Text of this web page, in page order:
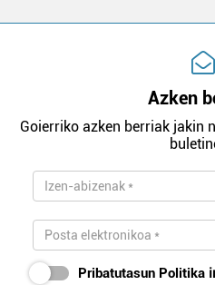
Azken
Goierriko azken berriak jakin
Pribatutasun Politika